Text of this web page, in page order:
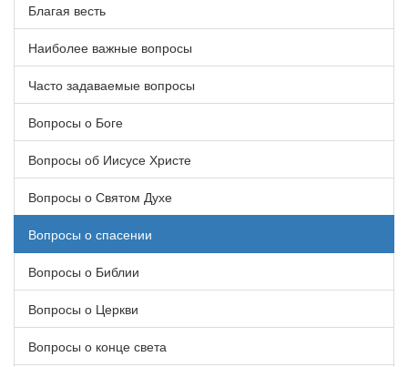
Благая весть
Наиболее важные вопросы
Часто задаваемые вопросы
Вопросы о Боге
Вопросы об Иисусе Христе
Вопросы о Святом Духе
Вопросы о спасении
Вопросы о Библии
Вопросы о Церкви
Вопросы о конце света